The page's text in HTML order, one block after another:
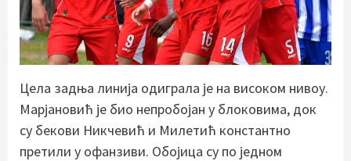
Цела задња линија одиграла је на високом нивоу.
Марјановић је био непробојан у блоковима, док
су бекови Никчевић и Милетић константно
претили у офанзиви. Обојица су по једном